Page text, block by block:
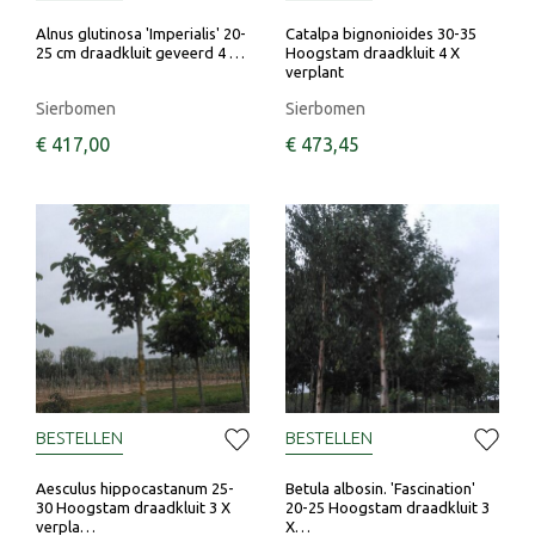
Alnus glutinosa 'Imperialis' 20-
25 cm draadkluit geveerd 4 …
Sierbomen
€ 417 00
Catalpa bignonioides 30-35
Hoogstam draadkluit 4 X
verplant
Sierbomen
€ 473 45
Aesculus hippocastanum 25-
30 Hoogstam draadkluit 3 X
verpla…
BESTELLEN
Betula albosin. 'Fascination'
20-25 Hoogstam draadkluit 3
X…
BESTELLEN